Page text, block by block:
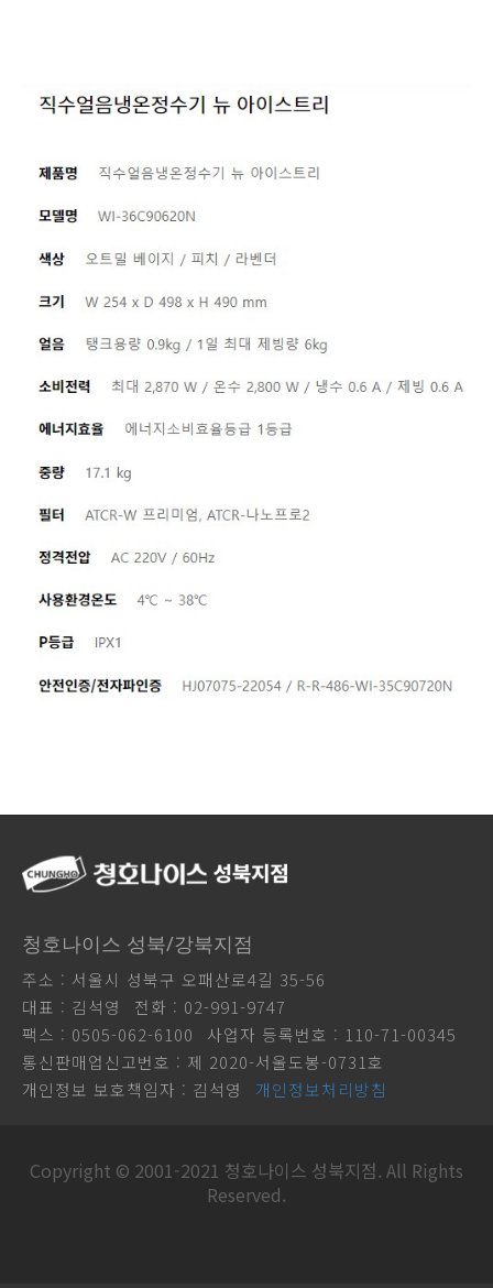
청호나이스 성북/강북지점
주소 : 서울시 성북구 오패산로4길 35-56
대표 : 김석영
전화 : 02-991-9747
팩스 : 0505-062-6100
사업자 등록번호 : 110-71-00345
통신판매업신고번호 : 제 2020-서울도봉-0731호
개인정보 보호책임자 : 김석영
개인정보처리방침
Copyright © 2001-2021 청호나이스 성북지점. All Rights
Reserved.